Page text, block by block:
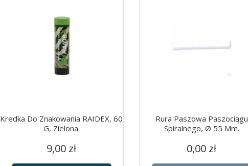
Szybki podgląd
Kredka Do Znakowania RAIDEX, 60
G, Zielona.
Cena
9,00 zł Szybki podgląd
Rura Paszowa Paszociągu
Spiralnego, Ø 55 Mm.
Cena
0,00 zł